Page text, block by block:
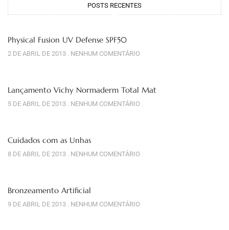
POSTS RECENTES
Physical Fusion UV Defense SPF50
2 DE ABRIL DE 2013 NENHUM COMENTÁRIO
Lançamento Vichy Normaderm Total Mat
5 DE ABRIL DE 2013 NENHUM COMENTÁRIO
Cuidados com as Unhas
8 DE ABRIL DE 2013 NENHUM COMENTÁRIO
Bronzeamento Artificial
9 DE ABRIL DE 2013 NENHUM COMENTÁRIO